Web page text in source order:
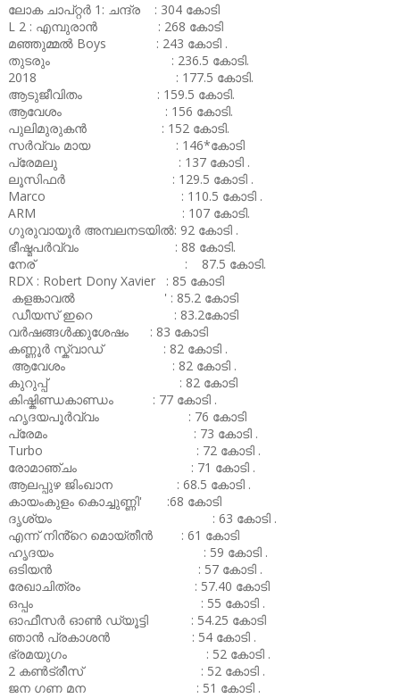
ലോക ചാപ്റ്റർ 1: ചന്ദ്ര : 304 കോടി
L 2 : എമ്പുരാൻ : 268 കോടി
മഞ്ഞുമ്മൽ Boys : 243 കോടി .
തുടരും : 236.5 കോടി.
2018 : 177.5 കോടി.
ആടുജീവിതം : 159.5 കോടി.
ആവേശം : 156 കോടി.
പുലിമുരുകൻ : 152 കോടി.
സർവ്വം മായ : 146*കോടി
പ്രേമലു : 137 കോടി .
ലൂസിഫർ : 129.5 കോടി .
Marco : 110.5 കോടി .
ARM : 107 കോടി.
ഗുരുവായൂർ അമ്പലനടയിൽ: 92 കോടി .
ഭീഷ്മപർവ്വം : 88 കോടി.
നേര് : 87.5 കോടി.
RDX : Robert Dony Xavier : 85 കോടി
കളങ്കാവൽ ' : 85.2 കോടി
ഡീയസ് ഇറെ : 83.2കോടി
വർഷങ്ങൾക്കുശേഷം : 83 കോടി
കണ്ണൂർ സ്ക്വാഡ് : 82 കോടി .
ആവേശം : 82 കോടി .
കുറുപ്പ് : 82 കോടി
കിഷ്കിണ്ഡകാണ്ഡം : 77 കോടി .
ഹൃദയപൂർവ്വം : 76 കോടി
പ്രേമം : 73 കോടി .
Turbo : 72 കോടി .
രോമാഞ്ചം : 71 കോടി .
ആലപ്പുഴ ജിംഖാന : 68.5 കോടി .
കായംകുളം കൊച്ചുണ്ണി' :68 കോടി
ദൃശ്യം : 63 കോടി .
എന്ന് നിൻ്റെ മൊയ്തീൻ : 61 കോടി
ഹൃദയം : 59 കോടി .
ഒടിയൻ : 57 കോടി .
രേഖാചിത്രം : 57.40 കോടി
ഒപ്പം : 55 കോടി .
ഓഫീസർ ഓൺ ഡ്യൂട്ടി : 54.25 കോടി
ഞാൻ പ്രകാശൻ : 54 കോടി .
ഭ്രമയുഗം : 52 കോടി .
2 കൺട്രീസ് : 52 കോടി .
ജന ഗണ മന : 51 കോടി .